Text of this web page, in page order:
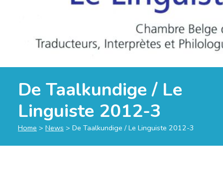
De Taalkundige / Le
Linguiste 2012-3
Home > News > De Taalkundige / Le Linguiste 2012-3